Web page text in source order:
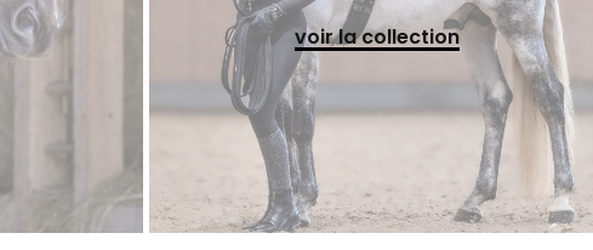
voir la collection